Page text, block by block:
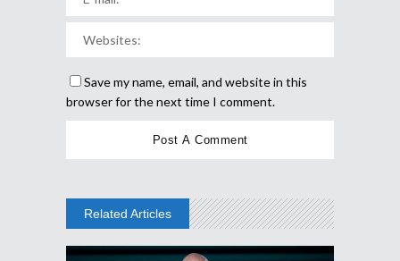
Save my name, email, and website in this
browser for the next time I comment.
Related Articles